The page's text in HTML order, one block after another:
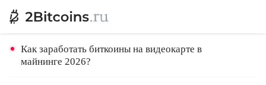
Как заработать биткоины на видеокарте в
майнинге 2026?